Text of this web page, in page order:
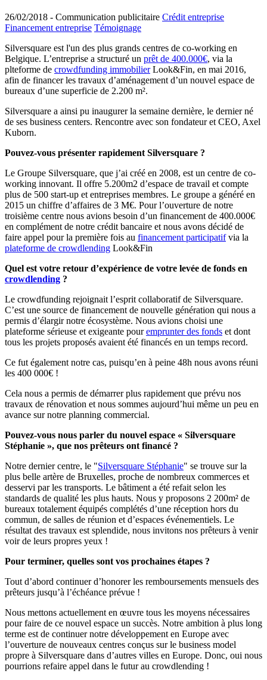
26/02/2018 - Communication publicitaire Crédit entreprise
Financement entreprise Témoignage
Silversquare est l'un des plus grands centres de co-working en
Belgique. L’entreprise a structuré un prêt de 400.000€, via la
plteforme de crowdfunding immobilierLook&Fin, en mai 2016,
afin de financer les travaux d’aménagement d’un nouvel espace de
bureaux d’une superficie de 2.200 m².
Silversquare a ainsi pu inaugurer la semaine dernière, le dernier né
de ses business centers. Rencontre avec son fondateur et CEO, Axel
Kuborn.
Pouvez-vous présenter rapidement Silversquare ?
Le Groupe Silversquare, que j’ai créé en 2008, est un centre de co-
working innovant. Il offre 5.200m2 d’espace de travail et compte
plus de 500 start-up et entreprises membres. Le groupe a généré en
2015 un chiffre d’affaires de 3 M€. Pour l’ouverture de notre
troisième centre nous avions besoin d’un financement de 400.000€
en complément de notre crédit bancaire et nous avons décidé de
faire appel pour la première fois au financement participatifvia la
plateforme de crowdlending Look&Fin
Quel est votre retour d’expérience de votre levée de fonds en
crowdlending ?
Le crowdfunding rejoignait l’esprit collaboratif de Silversquare.
C’est une source de financement de nouvelle génération qui nous a
permis d’élargir notre écosystème. Nous avions choisi une
plateforme sérieuse et exigeante pouremprunter des fonds et dont
tous les projets proposés avaient été financés en un temps record.
Ce fut également notre cas, puisqu’en à peine 48h nous avons réuni
les 400 000€ !
Cela nous a permis de démarrer plus rapidement que prévu nos
travaux de rénovation et nous sommes aujourd’hui même un peu en
avance sur notre planning commercial.
Pouvez-vous nous parler du nouvel espace « Silversquare
Stéphanie », que nos prêteurs ont financé ?
Notre dernier centre, le "Silversquare Stéphanie" se trouve sur la
plus belle artère de Bruxelles, proche de nombreux commerces et
desservi par les transports. Le bâtiment a été refait selon les
standards de qualité les plus hauts. Nous y proposons 2 200m² de
bureaux totalement équipés complétés d’une réception hors du
commun, de salles de réunion et d’espaces événementiels. Le
résultat des travaux est splendide, nous invitons nos prêteurs à venir
voir de leurs propres yeux !
Pour terminer, quelles sont vos prochaines étapes ?
Tout d’abord continuer d’honorer les remboursements mensuels des
prêteurs jusqu’à l’échéance prévue !
Nous mettons actuellement en œuvre tous les moyens nécessaires
pour faire de ce nouvel espace un succès. Notre ambition à plus long
terme est de continuer notre développement en Europe avec
l’ouverture de nouveaux centres conçus sur le business model
propre à Silversquare dans d’autres villes en Europe. Donc, oui nous
pourrions refaire appel dans le futur au crowdlending !